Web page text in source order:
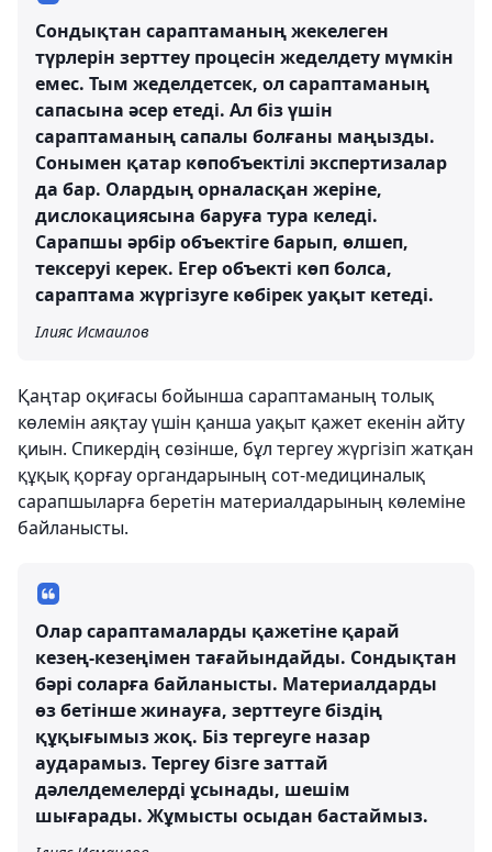
Сондықтан сараптаманың жекелеген
түрлерін зерттеу процесін жеделдету мүмкін
емес. Тым жеделдетсек, ол сараптаманың
сапасына әсер етеді. Ал біз үшін
сараптаманың сапалы болғаны маңызды.
Сонымен қатар көпобъектілі экспертизалар
да бар. Олардың орналасқан жеріне,
дислокациясына баруға тура келеді.
Сарапшы әрбір объектіге барып, өлшеп,
тексеруі керек. Егер объекті көп болса,
сараптама жүргізуге көбірек уақыт кетеді.
Ілияс Исмаилов
Қаңтар оқиғасы бойынша сараптаманың толық
көлемін аяқтау үшін қанша уақыт қажет екенін айту
қиын. Спикердің сөзінше, бұл тергеу жүргізіп жатқан
құқық қорғау органдарының сот-медициналық
сарапшыларға беретін материалдарының көлеміне
байланысты.
Олар сараптамаларды қажетіне қарай
кезең-кезеңімен тағайындайды. Сондықтан
бәрі соларға байланысты. Материалдарды
өз бетінше жинауға, зерттеуге біздің
құқығымыз жоқ. Біз тергеуге назар
аударамыз. Тергеу бізге заттай
дәлелдемелерді ұсынады, шешім
шығарады. Жұмысты осыдан бастаймыз.